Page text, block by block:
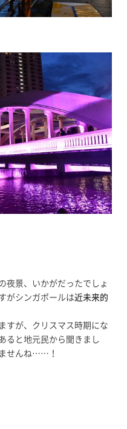
夜景、いかがだったでしょ
がシンガポールは近未来的
すが、クリスマス時期にな
ると地元民から聞きまし
せんね……！